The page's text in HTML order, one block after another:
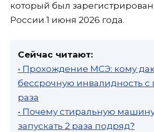
который был
России 1 июня 2026 года.
Сейчас читают:
• Прохождение МСЭ: кому
бессрочную инвалидность с
раза
• Почему стиральную
запускать 2 раза подряд?